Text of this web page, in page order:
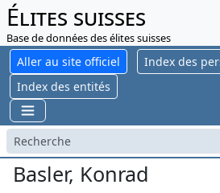
Élites suisses
Base de données des élites suisses
Aller au site officiel
Index des
Index des entités
Basler, Konrad